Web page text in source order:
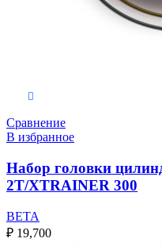
Сравнение
В избранное
Набор головки
2T/XTRAINER 300
BETA
₽ 19,700